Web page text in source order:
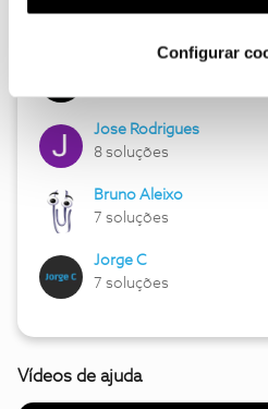
utilização dos cookies clicando
Configurar
Hall of Fame de
Jose Rodrigues
8 soluções
Bruno Aleixo
7 soluções
Jorge C
7 soluções
Vídeos de ajuda